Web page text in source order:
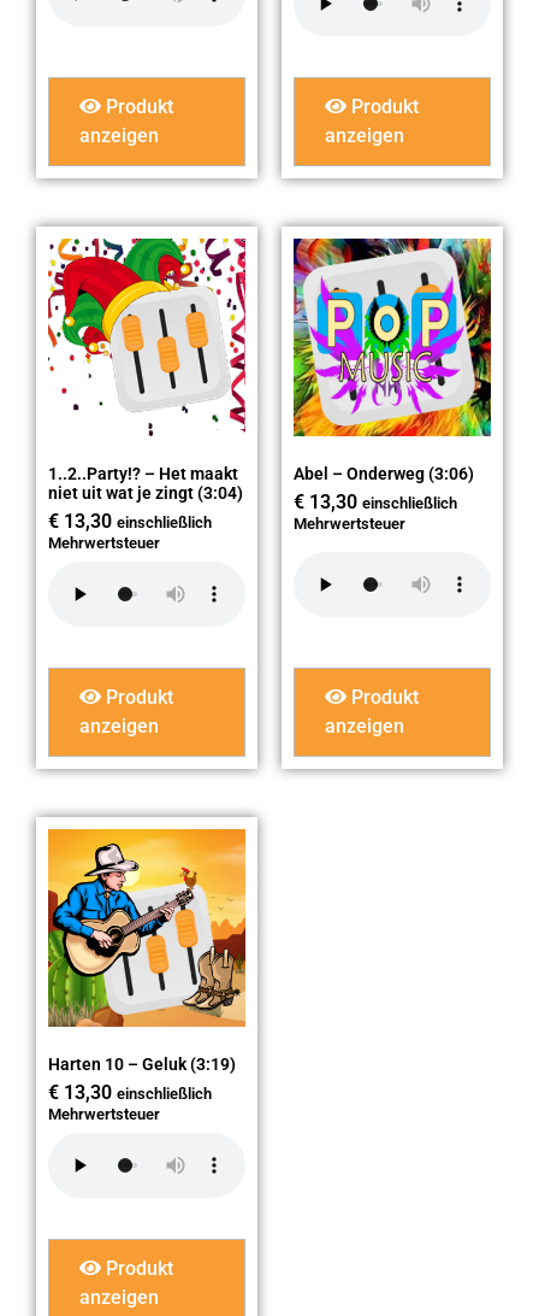
Produkt
anzeigen
Produkt
anzeigen
1..2..Party!? – Het maakt
niet uit wat je zingt (3:04)
€ 13,30 einschließlich
Mehrwertsteuer
Produkt
anzeigen
Abel – Onderweg (3:06)
€ 13,30 einschließlich
Mehrwertsteuer
Produkt
anzeigen
Harten 10 – Geluk (3:19)
€ 13,30 einschließlich
Mehrwertsteuer
Produkt
anzeigen